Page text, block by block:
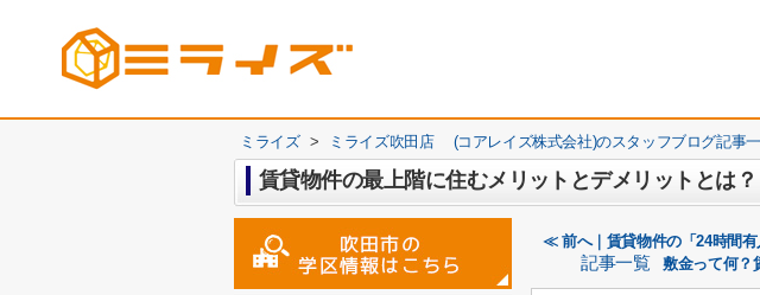
ミライズ > ミライズ吹田店 (コアレイズ株式会社)のスタッフブログ記事
賃貸物件の最上階に住むメリットとデメリットとは？
≪ 前へ｜賃貸物件の「24時間
記事一覧 敷金って何？